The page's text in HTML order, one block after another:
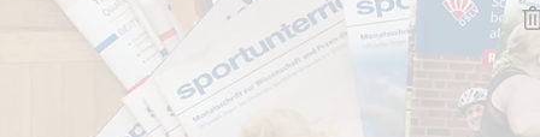
Anzeige aufgeben